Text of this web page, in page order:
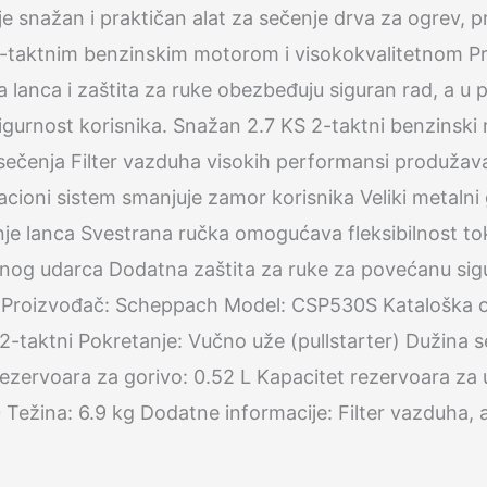
snažan i praktičan alat za sečenje drva za ogrev,
benzinskim motorom i visokokvalitetnom
i zaštita za ruke obezbeđuju siguran rad, a u
korisnika. Snažan 2.7 KS 2-taktni benzinski
Filter vazduha visokih performansi
sistem smanjuje zamor korisnika Veliki
lanca Svestrana ručka omogućava fleksibilnost
udarca Dodatna zaštita za ruke za povećanu
Scheppach Model: CSP530S Kataloška
taktni Pokretanje: Vučno uže (pullstarter) Dužina
za gorivo: 0.52 L Kapacitet rezervoara za
6.9 kg Dodatne informacije: Filter vazduha,